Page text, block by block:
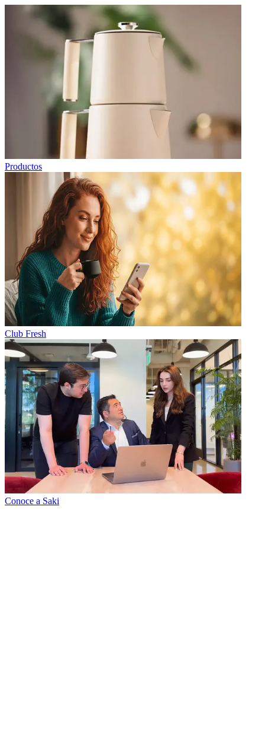
Productos
Club Fresh
Conoce a Saki